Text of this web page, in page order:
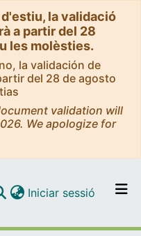
la validació
a partir del 28
les molèsties.
la validación de
del 28 de agosto
validation will
We apologize for
Iniciar sessió (current)